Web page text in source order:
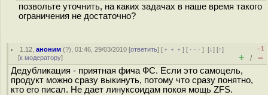
позвольте уточнить, на каких задачах в наше время такого
ограничения не достаточно?
1.12 ,аноним (?), 01:46, 29/03/2010 [ответить] [ ﹢﹢﹢] [ · · ·][↓] [↑]
[к модератору]
–1
+ / –
Дедубликация - приятная фича ФС. Если это самоцель,
продукт можно сразу выкинуть, потому что сразу понятно,
кто его писал. Не дает линуксоидам покоя мощь ZFS.